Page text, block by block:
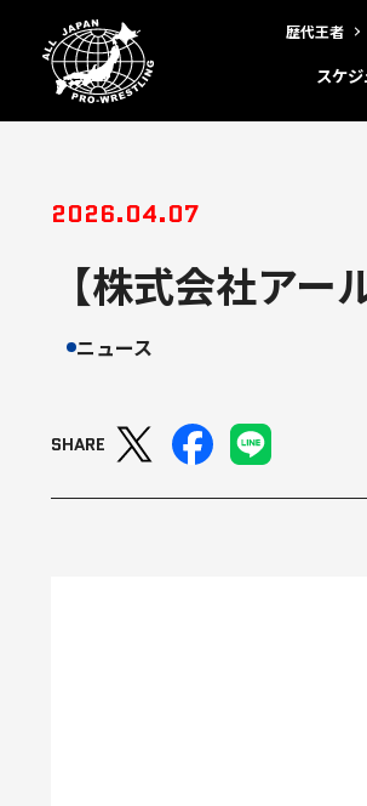
歴代王者
スケ
2026.04.07
【株式会社ア
ニュース
SHARE